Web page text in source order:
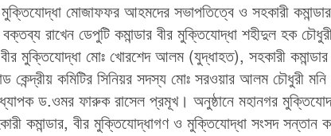
মুক্তিযোদ্ধা মোজাফফর আহমদের সভাপতিত্বে ও সহকারী
রাখেন ডেপুটি কমান্ডার বীর মুক্তিযোদ্ধা শহীদুল হক
মুক্তিযোদ্ধা মোঃ খোরশেদ আলম (যুদ্ধাহত), সহকারী কমান্ডার
কমিটির সিনিয়র সদস্য মোঃ সরওয়ার আলম চৌধুরী
ড.ওমর ফারুক রাসেল প্রমূখ। অনুষ্ঠানে মহানগর
কমান্ডার, বীর মুক্তিযোদ্ধাগণ ও মুক্তিযোদ্ধা সংসদ সন্তান